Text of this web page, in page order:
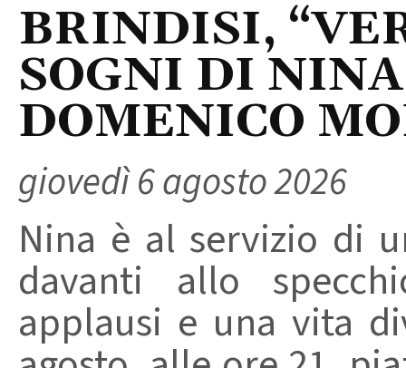
BRINDISI,
SOGNI DI
DOMENICO
giovedì 6 agosto 2026
Nina è al servizio di
davanti allo
applausi e una vita